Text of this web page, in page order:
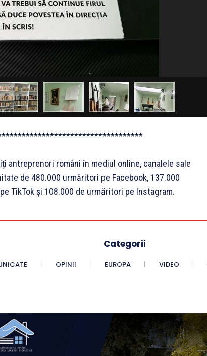
antreprenori români în mediul online, canalele sale
de 480.000 urmăritori pe Facebook, 137.000
TikTok și 108.000 de urmăritori pe Instagram.
Categorii
OPINII EUROPA VIDEO